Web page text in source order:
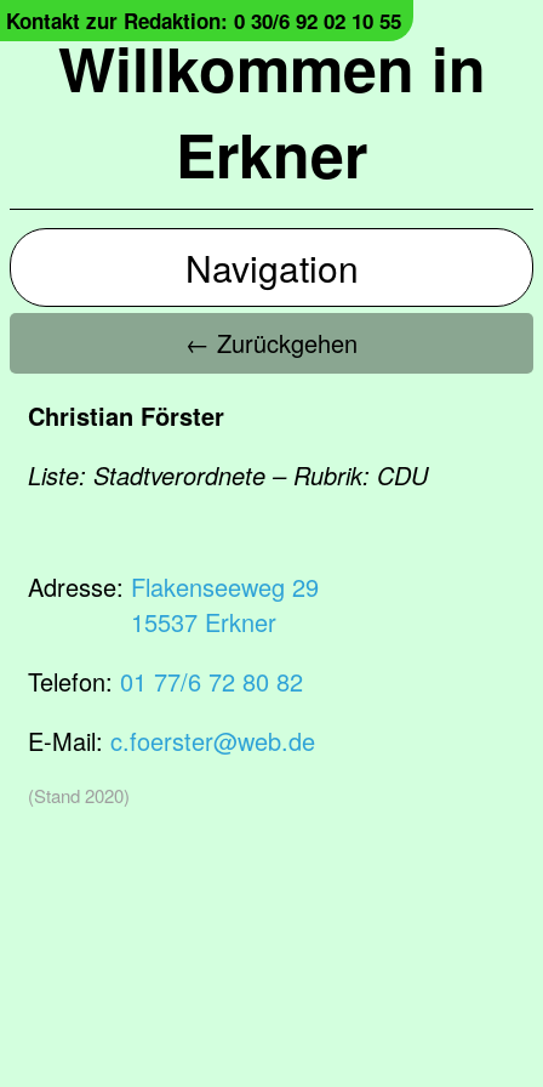
Willkommen in
Erkner
Kontakt zur Redaktion: 0 30/6 92 02 10 55
Navigation
← Zurückgehen
Christian Förster
Liste: Stadtverordnete – Rubrik: CDU
Adresse: Flakenseeweg 29
15537 Erkner
Telefon: 01 77/6 72 80 82
E-Mail: c.foerster@web.de
(Stand 2020)